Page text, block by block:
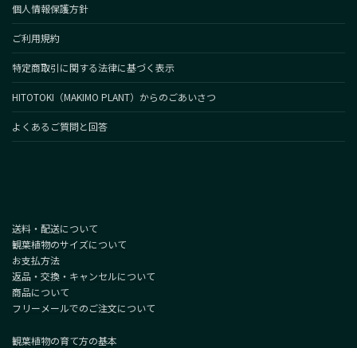
個人情報保護方針
ご利用規約
特定商取引に関する法律に基づく表示
HITOTOKI（MAKIMO PLANT）からのごあいさつ
よくあるご質問と回答
送料・配送について
観葉植物のサイズについて
お支払方法
返品・交換・キャンセルについて
商品について
フリーメールでのご注文について
観葉植物の育て方の基本